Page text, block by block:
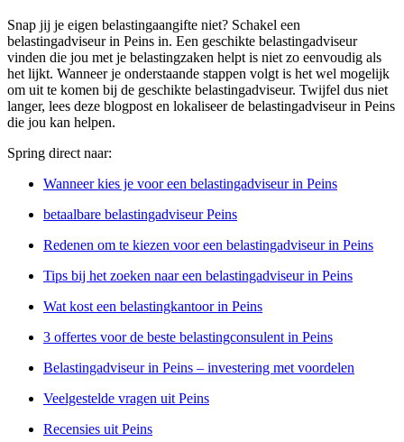
Snap jij je eigen belastingaangifte niet? Schakel een
belastingadviseur in Peins in. Een geschikte belastingadviseur
vinden die jou met je belastingzaken helpt is niet zo eenvoudig als
het lijkt. Wanneer je onderstaande stappen volgt is het wel mogelijk
om uit te komen bij de geschikte belastingadviseur. Twijfel dus niet
langer, lees deze blogpost en lokaliseer de belastingadviseur in Peins
die jou kan helpen.
Spring direct naar:
Wanneer kies je voor een belastingadviseur in Peins
betaalbare belastingadviseur Peins
Redenen om te kiezen voor een belastingadviseur in Peins
Tips bij het zoeken naar een belastingadviseur in Peins
Wat kost een belastingkantoor in Peins
3 offertes voor de beste belastingconsulent in Peins
Belastingadviseur in Peins – investering met voordelen
Veelgestelde vragen uit Peins
Recensies uit Peins